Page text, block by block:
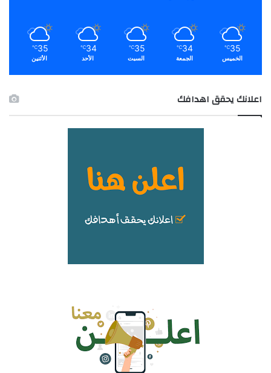
35
℃
الخميس
34
℃
الجمعة
35
℃
السبت
34
℃
الأحد
35
℃
الأثنين
اعلانك يحقق اهدافك